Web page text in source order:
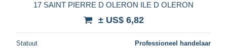
17 SAINT PIERRE D OLERON ILE D OLERON
± US$ 6,82
Statuut Professioneel handelaar